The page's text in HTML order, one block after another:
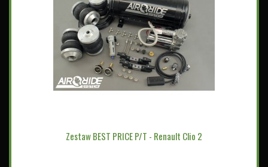
Zestaw BEST PRICE P/T - Renault Clio 2